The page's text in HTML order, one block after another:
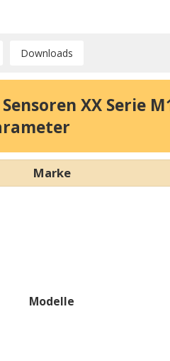
Downloads
XX Serie
Marke
Modelle